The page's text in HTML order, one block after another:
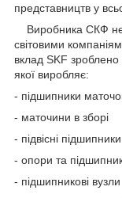
представництв у
Виробника СКФ
світовими
вклад SKF
якої виробляє:
- підшипники
- маточини в зборі
- підвісні
- опори та
- підшипникові вузли